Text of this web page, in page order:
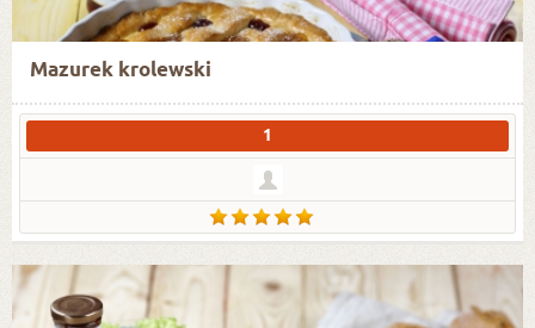
Mazurek krolewski
1